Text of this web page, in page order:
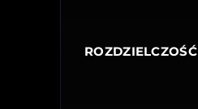
ROZDZIELCZOŚĆ